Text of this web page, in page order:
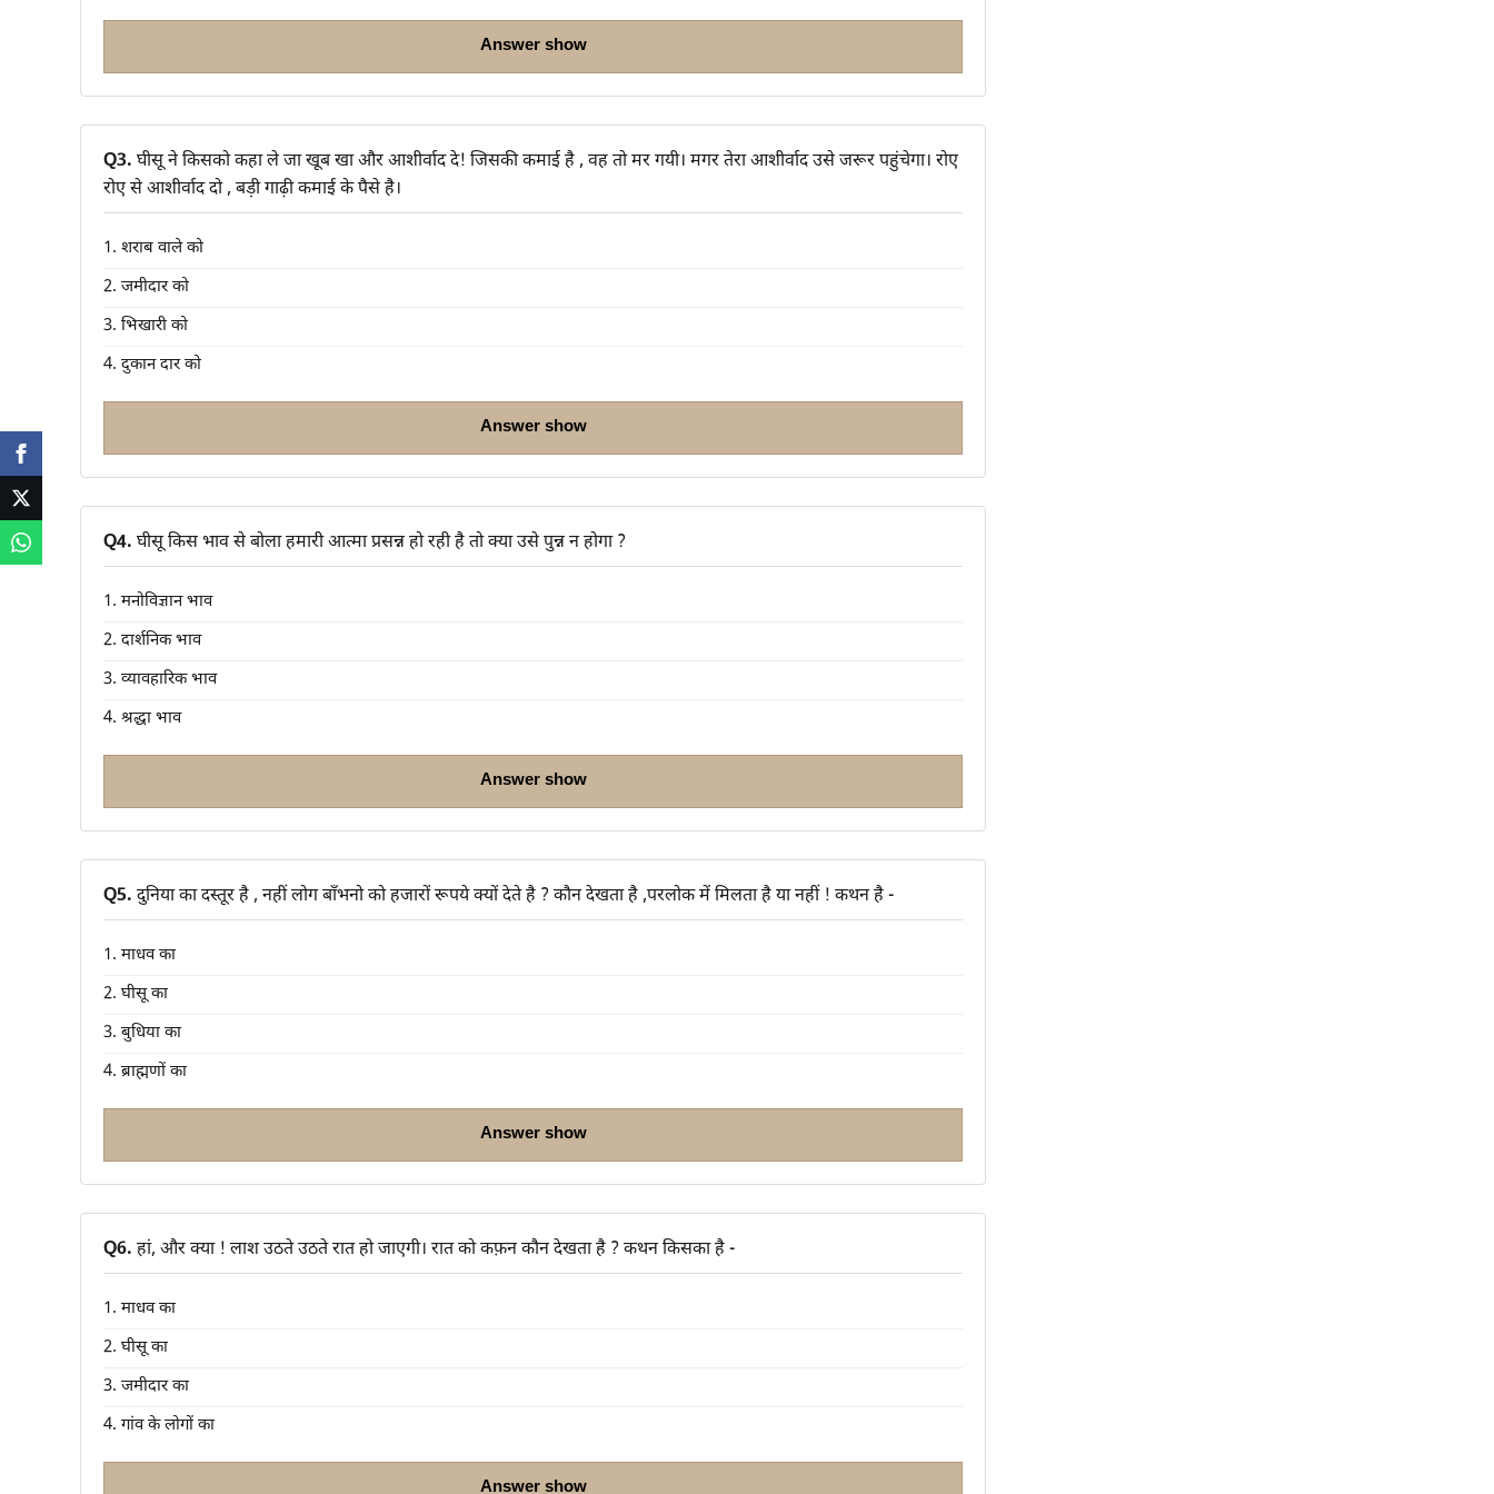
Answer show
Q3. घीसू ने किसको कहा ले जा खूब खा और आशीर्वाद दे! जिसकी कमाई है , वह तो मर गयी। मगर तेरा आशीर्वाद उसे जरूर पहुंचेगा। रोए
रोए से आशीर्वाद दो , बड़ी गाढ़ी कमाई के पैसे है।
1. शराब वाले को
2. जमीदार को
3. भिखारी को
4. दुकान दार को
Answer show
Q4. घीसू किस भाव से बोला हमारी आत्मा प्रसन्न हो रही है तो क्या उसे पुन्न न होगा ?
1. मनोविज्ञान भाव
2. दार्शनिक भाव
3. व्यावहारिक भाव
4. श्रद्धा भाव
Answer show
Q5. दुनिया का दस्तूर है , नहीं लोग बाँभनो को हजारों रूपये क्यों देते है ? कौन देखता है ,परलोक में मिलता है या नहीं ! कथन है -
1. माधव का
2. घीसू का
3. बुधिया का
4. ब्राह्मणों का
Answer show
Q6. हां, और क्या ! लाश उठते उठते रात हो जाएगी। रात को कफ़न कौन देखता है ? कथन किसका है -
1. माधव का
2. घीसू का
3. जमीदार का
4. गांव के लोगों का
Answer show